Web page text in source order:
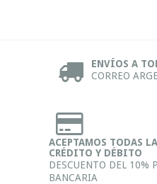
ENVÍOS A
CORREO
ACEPTAMOS TODAS
CRÉDITO Y DÉBITO
DESCUENTO DEL 10%
BANCARIA